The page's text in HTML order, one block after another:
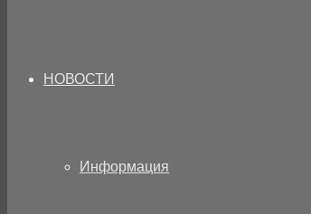
НОВОСТИ
Информация